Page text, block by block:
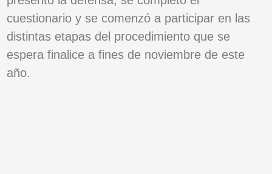
cuestionario y se comenzó a participar en las
distintas etapas del procedimiento que se
espera finalice a fines de noviembre de este
año.